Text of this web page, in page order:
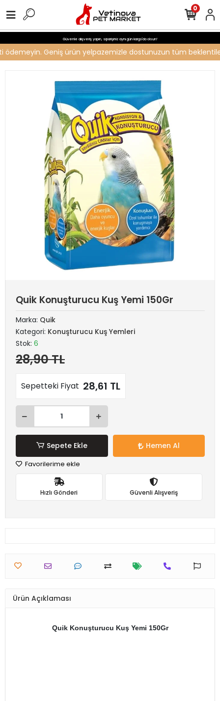
Güvenle alışveriş yapın, siparişiniz aynı gün kargo'da olsun!
Geniş ürün yelpazemizle dostunuzun tüm
0
Quik Konuşturucu Kuş Yemi 150Gr
Marka: Quik
Kategori: Konuşturucu Kuş Yemleri
Stok: 6
28,90 TL
Sepetteki Fiyat 28,61 TL
Sepete Ekle Hemen Al
Favorilerime ekle
Hızlı Gönderi Güvenli Alışveriş
Ürün Açıklaması
Quik Konuşturucu Kuş Yemi 150Gr